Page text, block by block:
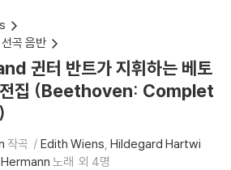
곡 음반
귄터 반트가 지휘하는 베토
전집 (Beethoven: Complet
작곡 Edith Wiens Hildegard Hartwi
노래 외 4명